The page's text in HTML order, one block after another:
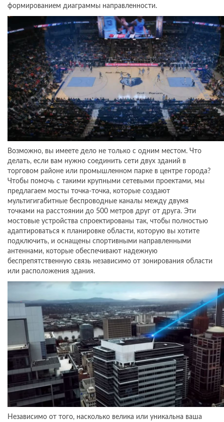
формированием диаграммы направленности.
Возможно, вы имеете дело не только с одним местом. Что
делать, если вам нужно соединить сети двух зданий в
торговом районе или промышленном парке в центре города?
Чтобы помочь с такими крупными сетевыми проектами, мы
предлагаем мосты точка-точка, которые создают
мультигигабитные беспроводные каналы между двумя
точками на расстоянии до 500 метров друг от друга. Эти
мостовые устройства спроектированы так, чтобы полностью
адаптироваться к планировке области, которую вы хотите
подключить, и оснащены спортивными направленными
антеннами, которые обеспечивают надежную
беспрепятственную связь независимо от зонирования области
или расположения здания.
Независимо от того, насколько велика или уникальна ваша